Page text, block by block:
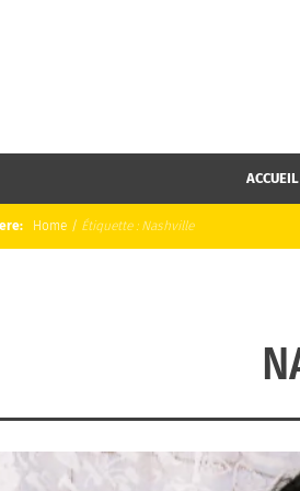
ACCUEIL
Home / Étiquette : Nashville